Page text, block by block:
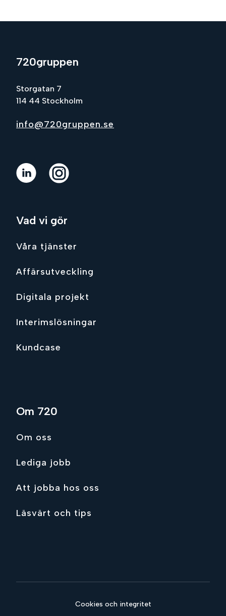
720gruppen
Storgatan 7
114 44 Stockholm
info@720gruppen.se
Vad vi gör
Våra tjänster
Affärsutveckling
Digitala projekt
Interimslösningar
Kundcase
Om 720
Om oss
Lediga jobb
Att jobba hos oss
Läsvärt och tips
Cookies och integritet